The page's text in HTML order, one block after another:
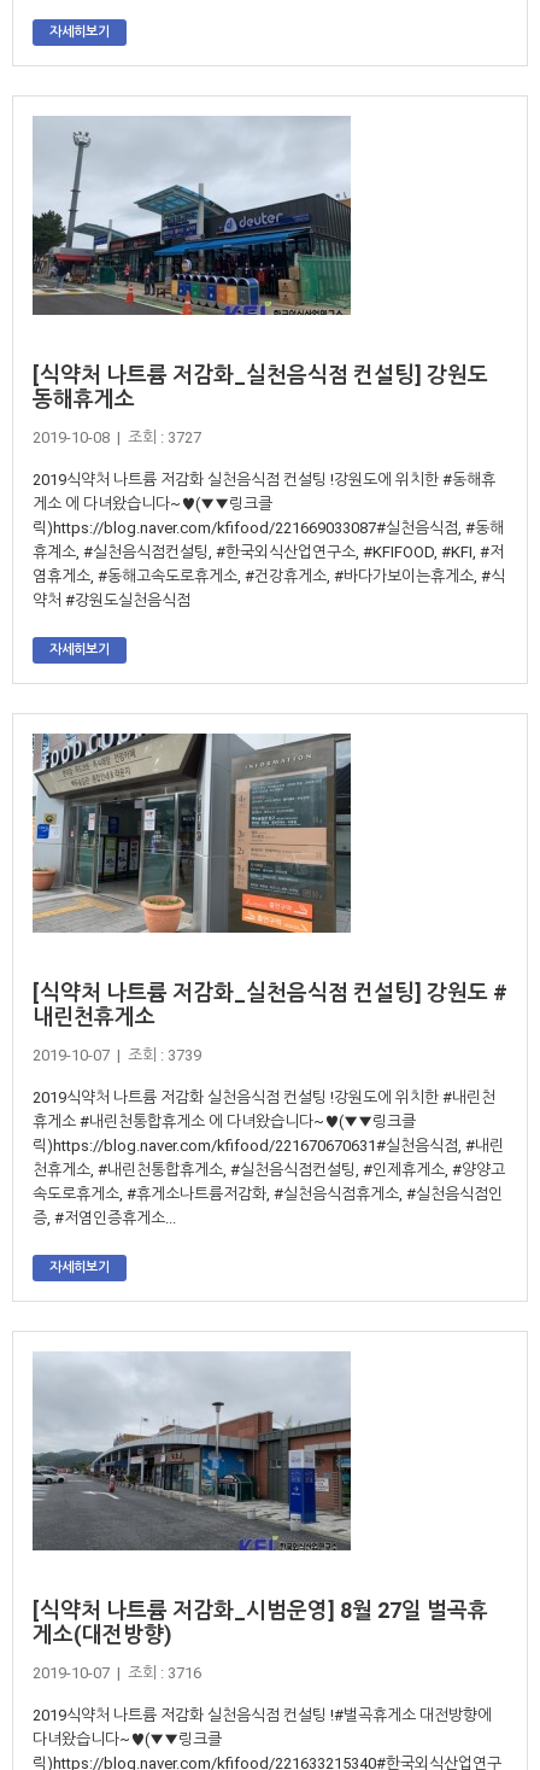
자세히보기
[식약처 나트륨 저감화_실천음식점 컨설팅] 강원도
동해휴게소
2019-10-08 | 조회 : 3727
2019식약처 나트륨 저감화 실천음식점 컨설팅 !강원도에 위치한 #동해휴
게소 에 다녀왔습니다~♥(▼▼링크클
릭)https://blog.naver.com/kfifood/221669033087#실천음식점, #동해
휴계소, #실천음식점컨설팅, #한국외식산업연구소, #KFIFOOD, #KFI, #저
염휴게소, #동해고속도로휴게소, #건강휴게소, #바다가보이는휴게소, #식
약처 #강원도실천음식점
자세히보기
[식약처 나트륨 저감화_실천음식점 컨설팅] 강원도 #
내린천휴게소
2019-10-07 | 조회 : 3739
2019식약처 나트륨 저감화 실천음식점 컨설팅 !강원도에 위치한 #내린천
휴게소 #내린천통합휴게소 에 다녀왔습니다~♥(▼▼링크클
릭)https://blog.naver.com/kfifood/221670670631#실천음식점, #내린
천휴게소, #내린천통합휴게소, #실천음식점컨설팅, #인제휴게소, #양양고
속도로휴게소, #휴게소나트륨저감화, #실천음식점휴게소, #실천음식점인
증, #저염인증휴게소...
자세히보기
[식약처 나트륨 저감화_시범운영] 8월 27일 벌곡휴
게소(대전방향)
2019-10-07 | 조회 : 3716
2019식약처 나트륨 저감화 실천음식점 컨설팅 !#벌곡휴게소 대전방향에
다녀왔습니다~♥(▼▼링크클
릭)https://blog.naver.com/kfifood/221633215340#한국외식산업연구